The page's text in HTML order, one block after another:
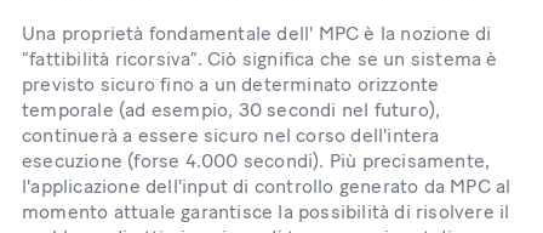
Una proprietà fondamentale dell' MPC è la nozione di
“fattibilità ricorsiva”. Ciò significa che se un sistema è
previsto sicuro fino a un determinato orizzonte
temporale (ad esempio, 30 secondi nel futuro),
continuerà a essere sicuro nel corso dell'intera
esecuzione (forse 4.000 secondi). Più precisamente,
l'applicazione dell'input di controllo generato da MPC al
momento attuale garantisce la possibilità di risolvere il